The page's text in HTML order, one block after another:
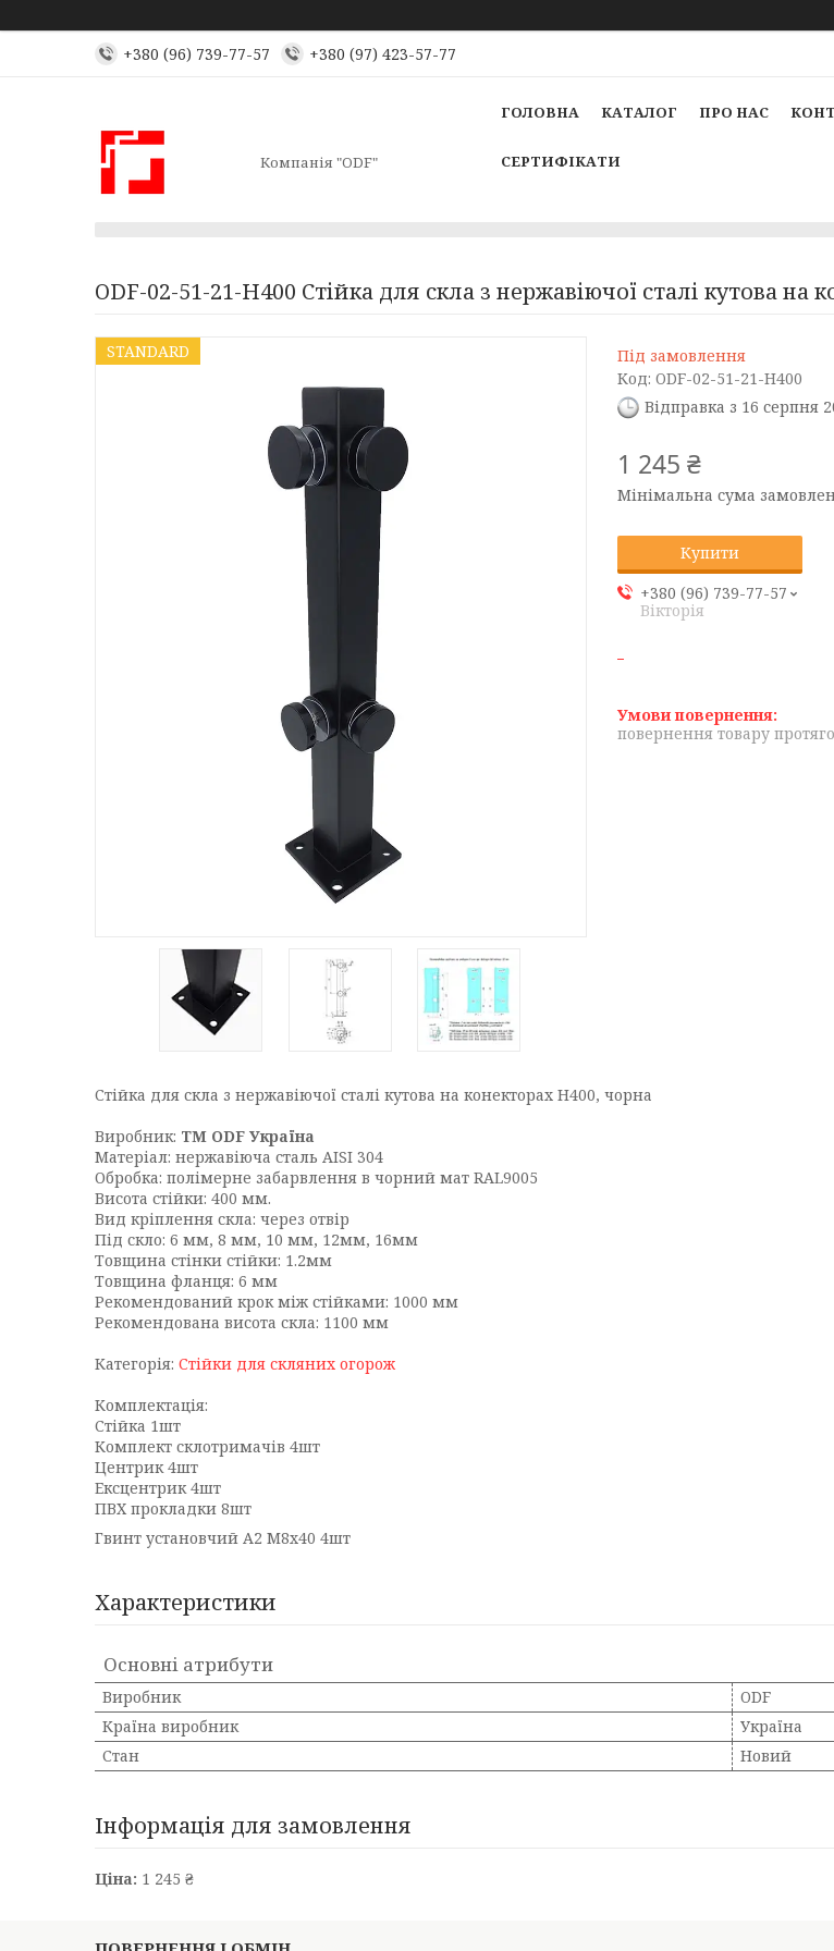
+380 (96) 739-77-57 +380 (97) 423-57-77
Компанія "ODF"
ГОЛОВНА КАТАЛОГ ПРО НАС
СЕРТИФІКАТИ
ODF-02-51-21-H400 Стійка для скла з нержавіючої сталі кутова на
STANDARD
Під замовлення
Код: ODF-02-51-21-H400
Відправка з 16 серпня
1 245 ₴
Мінімальна сума
Купити
+380 (96) 739-77-57
Вікторія
повернення товару
Стійка для скла з нержавіючої сталі кутова на конекторах Н400, чорна
Виробник: ТМ ODF Україна
Матеріал: нержавіюча сталь AISI 304
Обробка: полімерне забарвлення в чорний мат RAL9005
Висота стійки: 400 мм.
Вид кріплення скла: через отвір
Під скло: 6 мм, 8 мм, 10 мм, 12мм, 16мм
Товщина стінки стійки: 1.2мм
Товщина фланця: 6 мм
Рекомендований крок між стійками: 1000 мм
Рекомендована висота скла: 1100 мм
Категорія: Стійки для скляних огорож
Комплектація:
Стійка 1шт
Комплект склотримачів 4шт
Центрик 4шт
Ексцентрик 4шт
ПВХ прокладки 8шт
Гвинт установчий А2 М8х40 4шт
Характеристики
Основні атрибути
Виробник
ODF
Країна виробник
Україна
Стан
Новий
Інформація для замовлення
Ціна: 1 245 ₴